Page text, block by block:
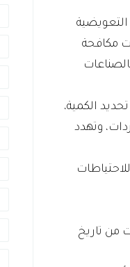
التعويضية
مكافحة
الكمية،
وتهدد
من تاريخ